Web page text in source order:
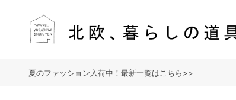
夏のファッション入荷中！最新一覧はこちら>>